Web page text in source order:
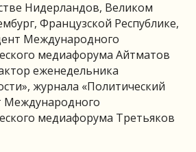
Нидерландов, Великом
Французской Республике,
Международного
медиафорума Айтматов
еженедельника
журнала «Политический
Международного
медиафорума Третьяков